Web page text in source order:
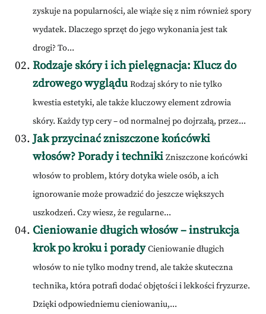
zyskuje na popularności, ale wiąże się z nim również spory
wydatek. Dlaczego sprzęt do jego wykonania jest tak
drogi? To...
Rodzaje skóry i ich pielęgnacja: Klucz do
zdrowego wyglądu Rodzaj skóry to nie tylko
kwestia estetyki, ale także kluczowy element zdrowia
skóry. Każdy typ cery – od normalnej po dojrzałą, przez...
Jak przycinać zniszczone końcówki
włosów? Porady i techniki Zniszczone końcówki
włosów to problem, który dotyka wiele osób, a ich
ignorowanie może prowadzić do jeszcze większych
uszkodzeń. Czy wiesz, że regularne...
Cieniowanie długich włosów – instrukcja
krok po kroku i porady Cieniowanie długich
włosów to nie tylko modny trend, ale także skuteczna
technika, która potrafi dodać objętości i lekkości fryzurze.
Dzięki odpowiedniemu cieniowaniu,...